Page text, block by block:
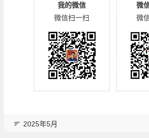
我的微信
微信扫一扫
微
微
2025年5月